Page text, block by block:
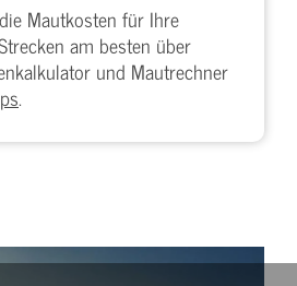
Mautkosten für Ihre
am besten über
und Mautrechner
.